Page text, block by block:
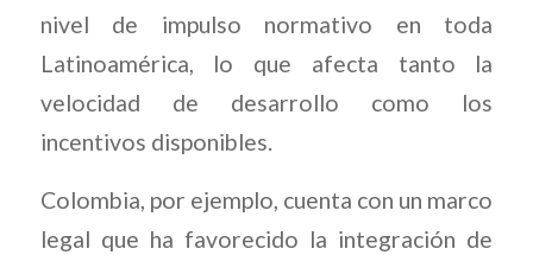
nivel de impulso normativo en toda
Latinoamérica, lo que afecta tanto la
velocidad de desarrollo como los
incentivos disponibles.
Colombia, por ejemplo, cuenta con un marco
legal que ha favorecido la integración de